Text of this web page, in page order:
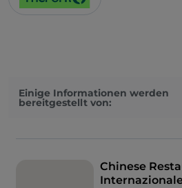
Einige Informationen werden
bereitgestellt von:
Chinese